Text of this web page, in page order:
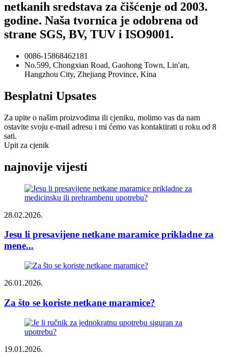
netkanih sredstava za čišćenje od 2003.
godine. Naša tvornica je odobrena od
strane SGS, BV, TUV i ISO9001.
0086-15868462181
No.599, Chongxian Road, Gaohong Town, Lin'an,
Hangzhou City, Zhejiang Province, Kina
Besplatni Upsates
Za upite o našim proizvodima ili cjeniku, molimo vas da nam
ostavite svoju e-mail adresu i mi ćemo vas kontaktirati u roku od 8
sati.
Upit za cjenik
najnovije vijesti
28.02.2026.
Jesu li presavijene netkane maramice prikladne za
mene...
26.01.2026.
Za što se koriste netkane maramice?
19.01.2026.